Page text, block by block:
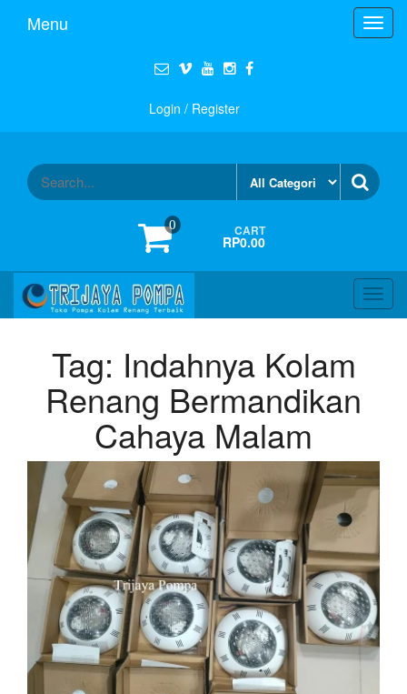
Menu
Login / Register
0 CART
RP0.00
Tag: Indahnya Kolam
Renang Bermandikan
Cahaya Malam